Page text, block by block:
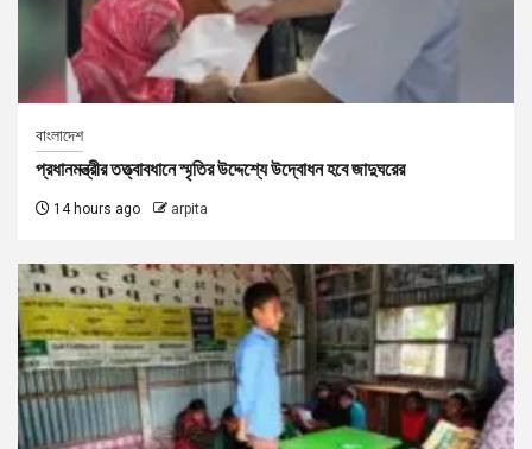
বাংলাদেশ
প্রধানমন্ত্রীর তত্ত্বাবধানে স্মৃতির উদ্দেশ্যে উদ্বোধন হবে জাদুঘরের
14 hours ago arpita